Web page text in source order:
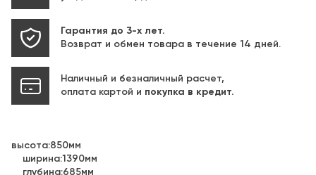
Гарантия до 3-х лет.
Возврат и обмен товара в течение 14 дней.
Наличный и безналичный расчет,
оплата картой и покупка в кредит.
высота:850мм
ширина:1390мм
глубина:685мм